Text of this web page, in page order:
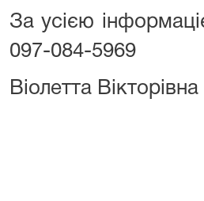
За усією
097-084-5969
Віолетта Вікторівна